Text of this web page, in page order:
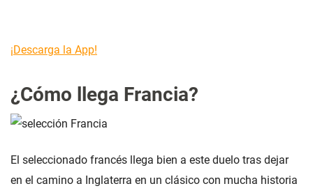
¡Descarga la App!
¿Cómo llega Francia?
El seleccionado francés llega bien a este duelo tras dejar
en el camino a Inglaterra en un clásico con mucha historia